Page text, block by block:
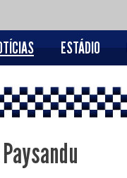
ESTÁDIO
Paysandu